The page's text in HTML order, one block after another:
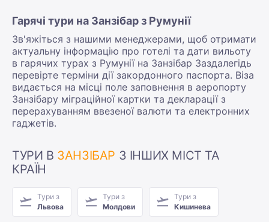
Гарячі тури на Занзібар з Румунії
Зв'яжіться з нашими менеджерами, щоб отримати
актуальну інформацію про готелі та дати вильоту
в гарячих турах з Румунії на Занзібар Заздалегідь
перевірте терміни дії закордонного паспорта. Віза
видається на місці поле заповнення в аеропорту
Занзібару міграційної картки та декларації з
перерахуванням ввезеної валюти та електронних
гаджетів.
ТУРИ В ЗАНЗІБАР З ІНШИХ МІСТ ТА
КРАЇН
Тури з
Львова
Тури з
Молдови
Тури з
Кишинева